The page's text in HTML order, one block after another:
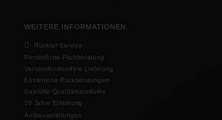
WEITERE INFORMATIONEN:
Rückruf-Service
Persönliche Fachberatung
Versandkostenfreie Lieferung
Kostenlose Rücksendungen
Geprüfte Qualitätsprodukte
20 Jahre Erfahrung
Aufbauanleitungen